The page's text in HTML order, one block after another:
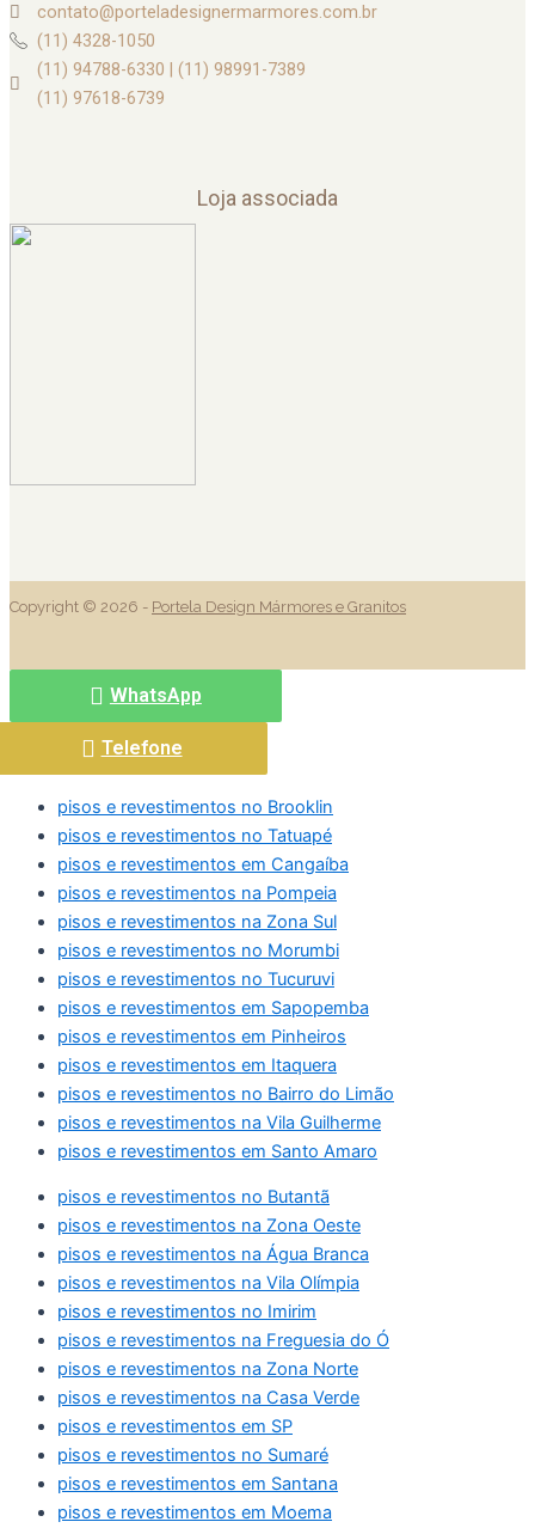
contato@porteladesignermarmores.com.br
(11) 4328-1050
(11) 94788-6330 | (11) 98991-7389
(11) 97618-6739
Loja associada
Copyright © 2026 - Portela Design Mármores e Granitos
WhatsApp
Telefone
pisos e revestimentos no Brooklin
pisos e revestimentos no Tatuapé
pisos e revestimentos em Cangaíba
pisos e revestimentos na Pompeia
pisos e revestimentos na Zona Sul
pisos e revestimentos no Morumbi
pisos e revestimentos no Tucuruvi
pisos e revestimentos em Sapopemba
pisos e revestimentos em Pinheiros
pisos e revestimentos em Itaquera
pisos e revestimentos no Bairro do Limão
pisos e revestimentos na Vila Guilherme
pisos e revestimentos em Santo Amaro
pisos e revestimentos no Butantã
pisos e revestimentos na Zona Oeste
pisos e revestimentos na Água Branca
pisos e revestimentos na Vila Olímpia
pisos e revestimentos no Imirim
pisos e revestimentos na Freguesia do Ó
pisos e revestimentos na Zona Norte
pisos e revestimentos na Casa Verde
pisos e revestimentos em SP
pisos e revestimentos no Sumaré
pisos e revestimentos em Santana
pisos e revestimentos em Moema